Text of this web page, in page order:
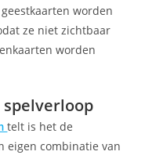
worden
ze niet zichtbaar
worden
telt is het de
eigen combinatie van